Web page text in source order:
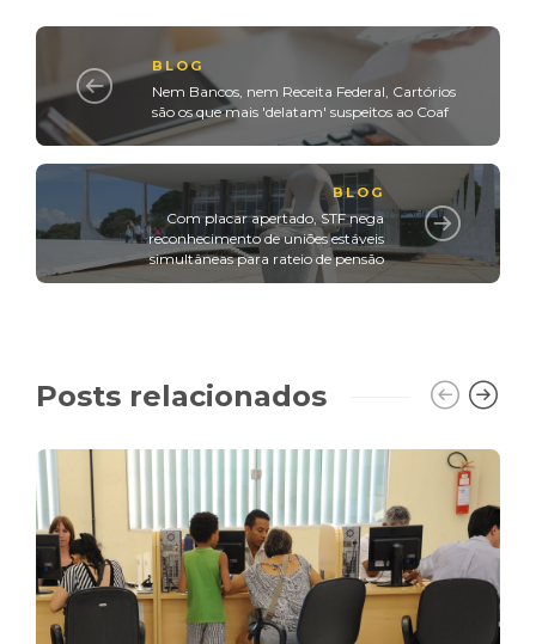
BLOG
Nem Bancos, nem Receita Federal, Cartórios
são os que mais 'delatam' suspeitos ao Coaf
BLOG
Com placar apertado, STF nega
reconhecimento de uniões estáveis
simultâneas para rateio de pensão
Posts relacionados